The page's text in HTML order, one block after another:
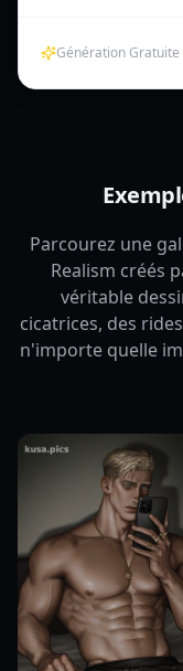
Génération Gratuite
Parcourez une
Realism créés
véritable
cicatrices, des
n'importe quelle